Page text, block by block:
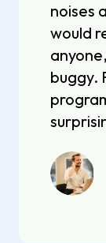
noises
would
buggy.